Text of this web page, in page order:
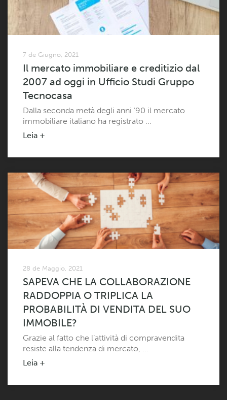
7 de Giugno, 2021
Il mercato immobiliare e creditizio dal
2007 ad oggi in Ufficio Studi Gruppo
Tecnocasa
Dalla seconda metà degli anni ’90 il mercato
immobiliare italiano ha registrato ...
Leia +
28 de Maggio, 2021
SAPEVA CHE LA COLLABORAZIONE
RADDOPPIA O TRIPLICA LA
PROBABILITÀ DI VENDITA DEL SUO
IMMOBILE?
Grazie al fatto che l’attività di compravendita
resiste alla tendenza di mercato, ...
Leia +